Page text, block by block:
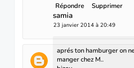
Répondre Supprimer
samia
23 janvier 2014 à 20:49
aprés ton hamburger on
manger chez M..